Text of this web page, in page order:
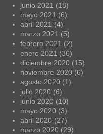
junio 2021 (18)
mayo 2021 (6)
abril 2021 (4)
marzo 2021 (5)
febrero 2021 (2)
enero 2021 (36)
diciembre 2020 (15)
noviembre 2020 (6)
agosto 2020 (1)
julio 2020 (6)
junio 2020 (10)
mayo 2020 (3)
abril 2020 (27)
marzo 2020 (29)